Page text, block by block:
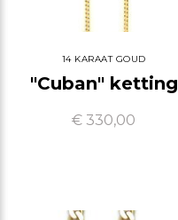
14 KARAAT GOUD
"Cuban" ketting
€ 330,00